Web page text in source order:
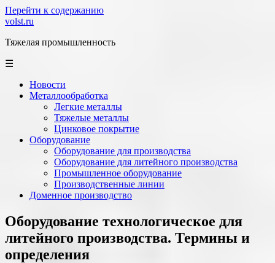
Перейти к содержанию
volst.ru
Тяжелая промышленность
☰
Новости
Металлообработка
Легкие металлы
Тяжелые металлы
Цинковое покрытие
Оборудование
Оборудование для производства
Оборудование для литейного производства
Промышленное оборудование
Производственные линии
Доменное производство
Оборудование технологическое для
литейного производства. Термины и
определения